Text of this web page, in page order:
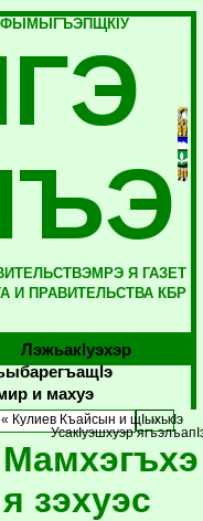
Я ГАЗЕТ
И ПРАВИТЕЛЬСТВА КБР
Лэжьакlуэхэр
и махуэ
« Кулиев Къайсын и щIыхькIэ
УсакIуэшхуэр
Мамхэгъхэ
я зэхуэс